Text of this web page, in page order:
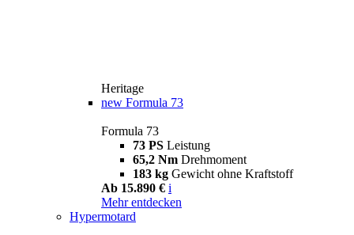
Heritage
new Formula 73
Formula 73
73 PS Leistung
65,2 Nm Drehmoment
183 kg Gewicht ohne Kraftstoff
Ab 15.890 € i
Mehr entdecken
Hypermotard